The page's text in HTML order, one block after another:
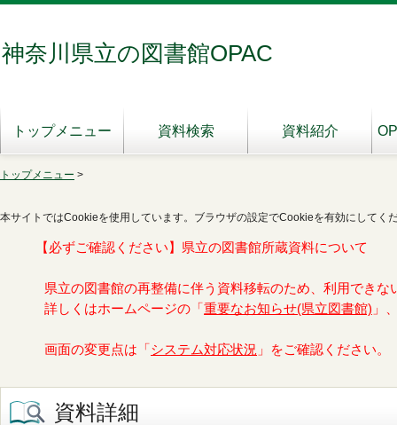
神奈川県立の図書館OPAC
トップメニュー 資料検索 資料紹介
トップメニュー >
本サイトではCookieを使用しています。ブラウザの設定でCookieを有効にしてく
【必ずご確認ください】県立の図書館所蔵資料について
県立の図書館の再整備に伴う資料移転のため、利用できな
詳しくはホームページの「 重要なお知らせ(県立図書館) 」
画面の変更点は「 システム対応状況 」をご確認ください。
資料詳細